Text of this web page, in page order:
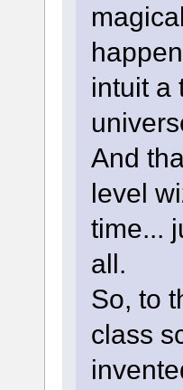
intuit a
And
level
time...
all.
So, to
class